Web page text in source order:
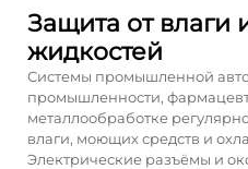
Защита от
жидкостей
Системы промышленной
промышленности,
металлообработке
влаги, моющих средств и
Электрические разъёмы и